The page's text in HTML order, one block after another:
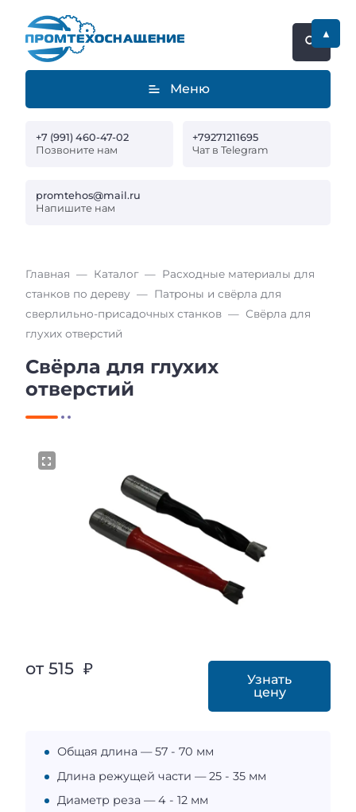
Меню
+7 (991) 460-47-02
Позвоните нам
+79271211695
Чат в Telegram
promtehos@mail.ru
Напишите нам
Главная Каталог
Расходные материалы для
станков по дереву
Патроны и свёрла для
сверлильно-присадочных станков
Свёрла для
глухих отверстий
Свёрла для глухих
отверстий
от 515 ₽
Узнать
цену
Общая длина — 57 - 70 мм
Длина режущей части — 25 - 35 мм
Диаметр реза — 4 - 12 мм
▲